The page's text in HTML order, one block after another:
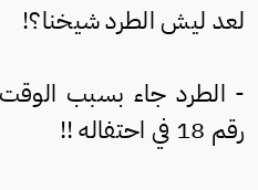
لعد ليش الطرد شيخنا؟!
- الطرد جاء بسبب
رقم 18 في احتفاله !!